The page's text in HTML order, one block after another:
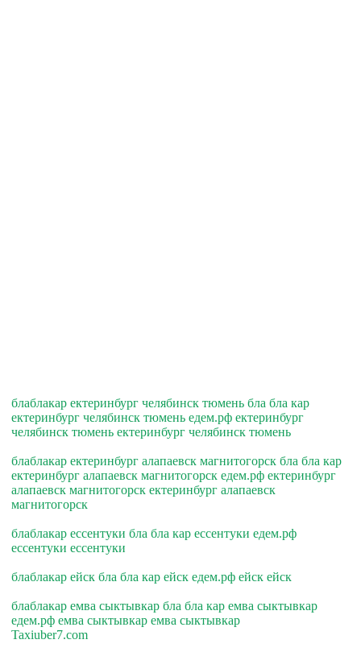
блаблакар ектеринбург челябинск тюмень бла бла кар
ектеринбург челябинск тюмень едем.рф ектеринбург
челябинск тюмень ектеринбург челябинск тюмень
блаблакар ектеринбург алапаевск магнитогорск бла бла кар
ектеринбург алапаевск магнитогорск едем.рф ектеринбург
алапаевск магнитогорск ектеринбург алапаевск
магнитогорск
блаблакар ессентуки бла бла кар ессентуки едем.рф
ессентуки ессентуки
блаблакар ейск бла бла кар ейск едем.рф ейск ейск
блаблакар емва сыктывкар бла бла кар емва сыктывкар
едем.рф емва сыктывкар емва сыктывкар
Taxiuber7.com